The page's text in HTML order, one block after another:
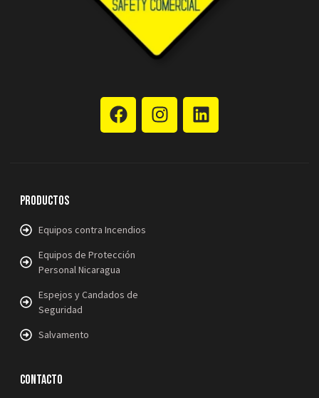
Productos
Equipos contra Incendios
Equipos de Protección
Personal Nicaragua
Espejos y Candados de
Seguridad
Salvamento
Contacto